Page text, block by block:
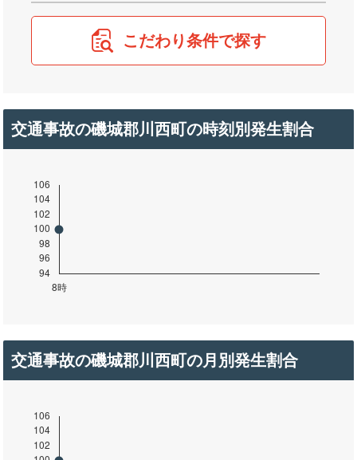
こだわり条件で探す
交通事故の磯城郡川西町の時刻別発生割合
交通事故の磯城郡川西町の月別発生割合